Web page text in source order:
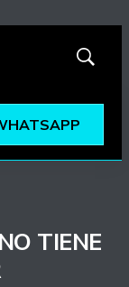
Mostrar
TIENE